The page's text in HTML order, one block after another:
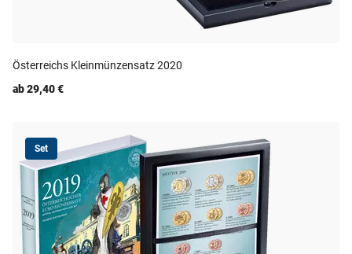
Österreichs Kleinmünzensatz 2020
ab 29,40 €
Set